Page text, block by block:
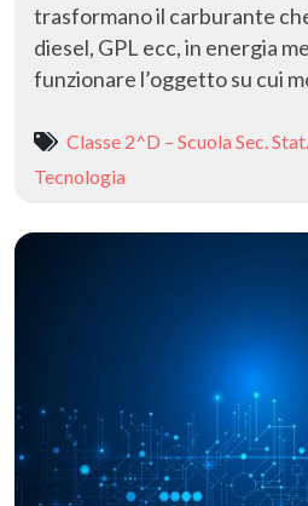
trasformano il carburante
diesel, GPL ecc, in energia
funzionare l’oggetto su cui
Classe 2^D – Scuola Sec.
Tecnologia